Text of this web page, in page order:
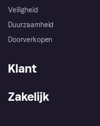
Veiligheid
Duurzaamheid
Doorverkopen
Klant
Zakelijk